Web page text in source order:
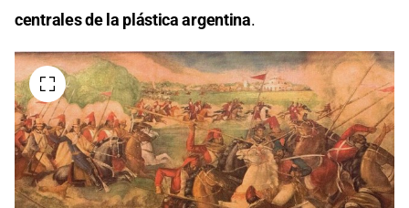
centrales de la plástica argentina.